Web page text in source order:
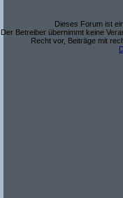
Dieses Forum ist
Der Betreiber übernimmt keine
Recht vor, Beiträge mit